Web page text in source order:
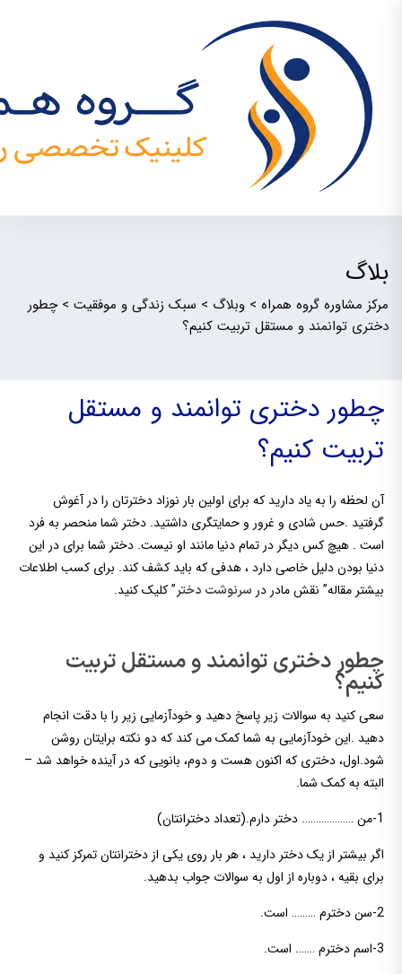
بلاگ
مرکز مشاوره گروه همراه > وبلاگ > سبک زندگی و موفقیت >چطور
دختری توانمند و مستقل تربیت کنیم؟
چطور دختری توانمند و مستقل
تربیت کنیم؟
آن لحظه را به یاد دارید که برای اولین بار نوزاد دخترتان را در آغوش
گرفتید .حس شادی و غرور و حمایتگری داشتید. دختر شما منحصر به فرد
است . هیچ کس دیگر در تمام دنیا مانند او نیست. دختر شما برای در این
دنیا بودن دلیل خاصی دارد ، هدفی که باید کشف کند. برای کسب اطلاعات
بیشتر مقاله” نقش مادر در سرنوشت دختر” کلیک کنید.
چطور دختری توانمند و مستقل تربیت
کنیم؟
سعی کنید به سوالات زیر پاسخ دهید و خودآزمایی زیر را با دقت انجام
دهید .این خودآزمایی به شما کمک می کند که دو نکته برایتان روشن
شود.اول، دختری که اکنون هست و دوم، بانویی که در آینده خواهد شد –
البته به کمک شما.
1-من ………………. دختر دارم.(تعداد دخترانتان)
اگر بیشتر از یک دختر دارید ، هر بار روی یکی از دخترانتان تمرکز کنید و
برای بقیه ، دوباره از اول به سوالات جواب بدهید.
2-سن دخترم ……… است.
3-اسم دخترم ……. است.